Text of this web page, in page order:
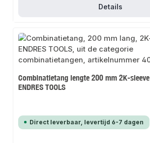
Details
Combinatietang lengte 200 mm 2K-
ENDRES TOOLS
Direct leverbaar, levertijd 6-7 dagen